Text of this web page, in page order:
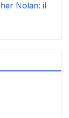
Nolan: il